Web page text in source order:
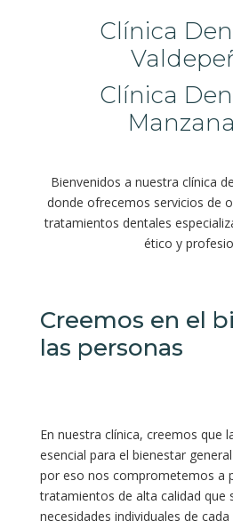
Clínica
Clínica
Bienvenidos a nuestra clínica
donde ofrecemos servicios de
tratamientos dentales
ético y
Creemos en el
las personas
En nuestra clínica, creemos que
esencial para el bienestar
por eso nos comprometemos a
tratamientos de alta calidad que
necesidades individuales de cada